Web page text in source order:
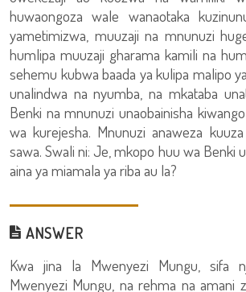
huwaongoza wale wanaotaka
yametimizwa, muuzaji na mnunuzi
humlipa muuzaji gharama kamili na
sehemu kubwa baada ya kulipa malipo
unalindwa na nyumba, na mkataba
Benki na mnunuzi unaobainisha
wa kurejesha. Mnunuzi anaweza
sawa. Swali ni: Je, mkopo huu wa Benki
aina ya miamala ya riba au la?
ANSWER
Kwa jina la Mwenyezi Mungu, sifa
Mwenyezi Mungu, na rehma na amani